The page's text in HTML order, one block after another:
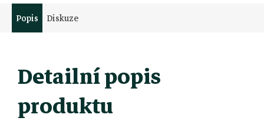
Popis Diskuze
Detailní popis
produktu